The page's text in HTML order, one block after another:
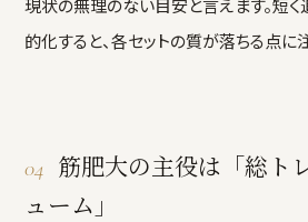
現状の無理のない目安と言えます。短
的化すると、各セットの質が落ちる点に
04 筋肥大の主役は「総ト
ューム」